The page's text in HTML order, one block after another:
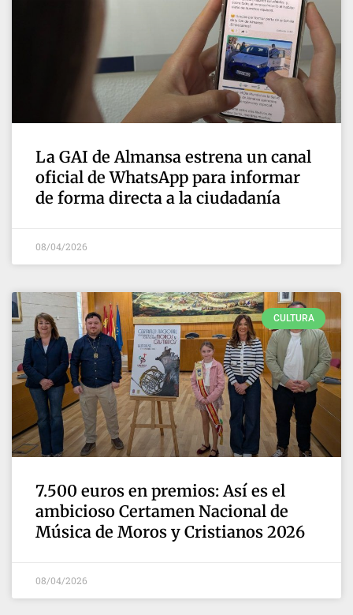
La GAI de Almansa estrena un canal
oficial de WhatsApp para informar
de forma directa a la ciudadanía
08/04/2026
CULTURA
7.500 euros en premios: Así es el
ambicioso Certamen Nacional de
Música de Moros y Cristianos 2026
08/04/2026